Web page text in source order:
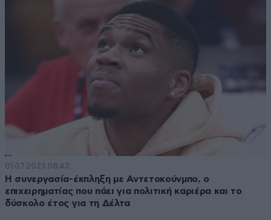
01·07·2023 08:43
Η συνεργασία-έκπληξη με Αντετοκούνμπο, ο
επιχειρηματίας που πάει για πολιτική καριέρα και το
δύσκολο έτος για τη Δέλτα